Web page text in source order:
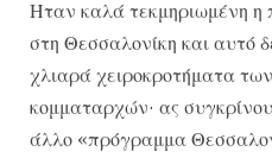
Ηταν καλά τεκμηριωμένη η
στη Θεσσαλονίκη και αυτό
χλιαρά χειροκροτήματα
κομματαρχών· ας
άλλο «πρόγραμμα